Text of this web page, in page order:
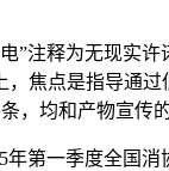
释为无现实许
焦点是指导通
，均和产物宣传
一季度全国消